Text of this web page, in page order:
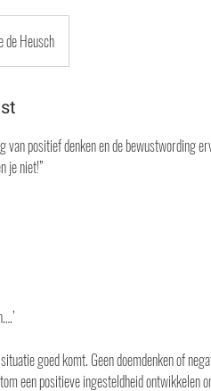
de Heusch
van positief denken en de bewustwording
je niet!”
goed komt. Geen doemdenken of